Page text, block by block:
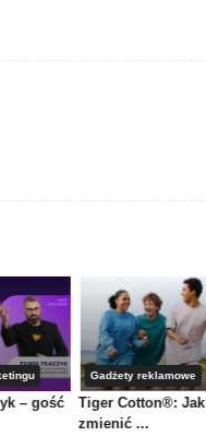
– gość
Gadżety reklamowe
Tiger Cotton®: Jak
zmienić ...